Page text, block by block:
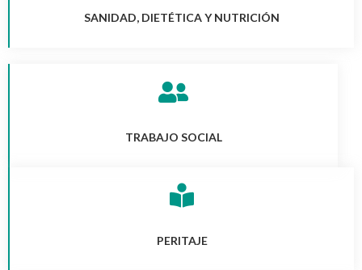
SANIDAD, DIETÉTICA Y NUTRICIÓN
TRABAJO SOCIAL
PERITAJE